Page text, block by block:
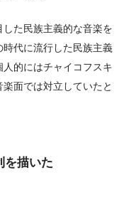
た民族主義的な音楽を
代に流行した民族主義
的にはチャイコフスキ
面では対立していたと
を描いた